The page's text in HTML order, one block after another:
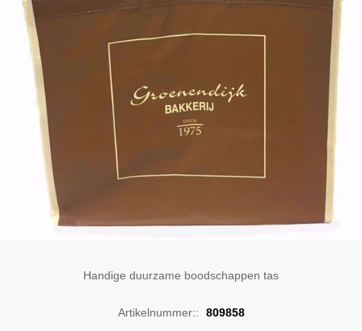
Handige duurzame boodschappen tas
Artikelnummer:: 809858